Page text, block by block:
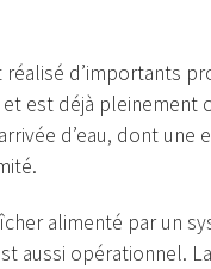
d’importants
est déjà pleinement
d’eau, dont
alimenté par un
aussi opérationnel.